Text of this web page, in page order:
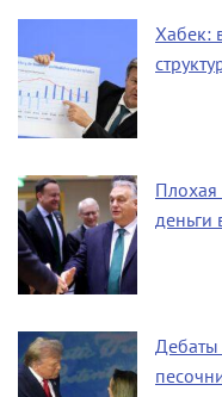
Хабек:
Плохая
деньги
Дебаты